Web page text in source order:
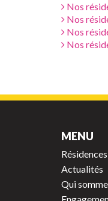
Nos
Nos
Nos
Nos
MENU
Résidences
Actualités
Qui